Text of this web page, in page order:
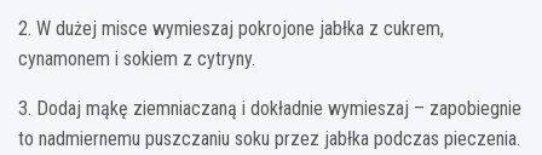
2. W dużej misce wymieszaj pokrojone jabłka z cukrem,
cynamonem i sokiem z cytryny.
3. Dodaj mąkę ziemniaczaną i dokładnie wymieszaj – zapobiegnie
to nadmiernemu puszczaniu soku przez jabłka podczas pieczenia.